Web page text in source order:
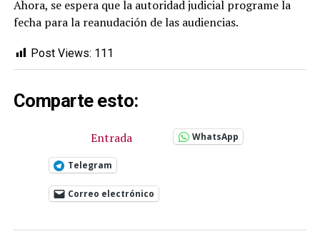
Ahora, se espera que la autoridad judicial programe la
fecha para la reanudación de las audiencias.
Post Views: 111
Comparte esto:
Entrada WhatsApp
Telegram
Correo electrónico